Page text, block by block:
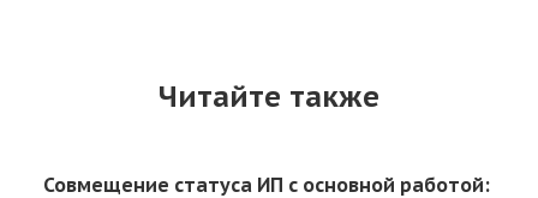
Читайте также
Совмещение статуса ИП с основной работой: